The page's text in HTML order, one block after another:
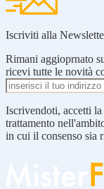
Iscriviti alla
Rimani aggioprnato
ricevi tutte le novità
Iscrivendoti, accetti
trattamento
in cui il consenso sia